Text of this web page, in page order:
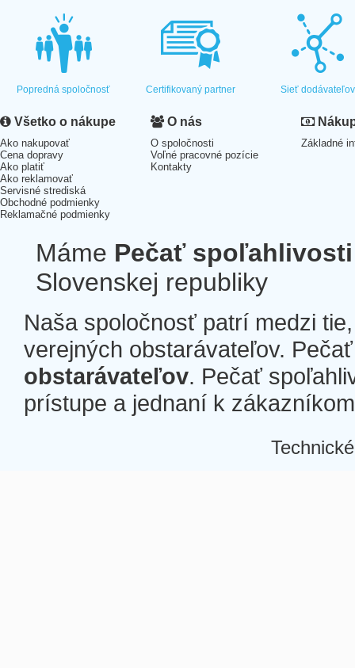
Popredná spoločnosť Certifikovaný partner Sieť dodávateľov
Všetko o nákupe
Ako nakupovať
Cena dopravy
Ako platiť
Ako reklamovať
Servisné strediská
Obchodné podmienky
Reklamačné podmienky
O nás
O spoločnosti
Voľné pracovné pozície
Kontakty
Základné
Máme Pečať spoľahlivosti
Slovenskej republiky
Naša spoločnosť patrí medzi
verejných obstarávateľov.
obstarávateľov. Pečať
prístupe a jednaní k